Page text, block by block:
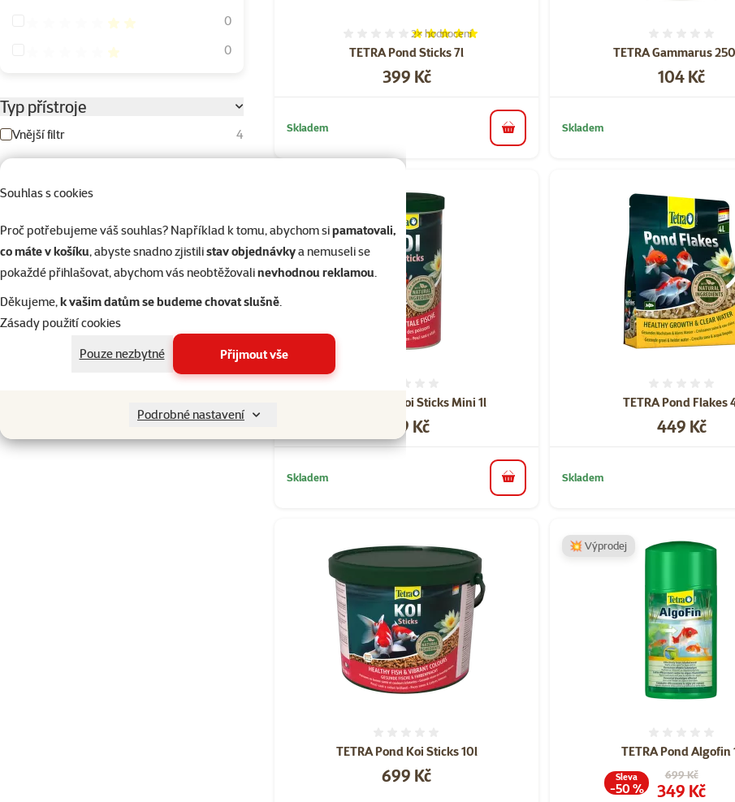
Souhlas s cookies
Proč potřebujeme váš souhlas? Například k tomu, abychom sipamatovali,
co máte v košíku, abyste snadno zjistilistav objednávkya nemuseli se
pokaždé přihlašovat, abychom vás neobtěžovalinevhodnou reklamou.
Děkujeme,k vašim datům se budeme chovat slušně.
Zásady použití cookies
Pouze nezbytné
Přijmout vše
Podrobné nastavení
Hodnocení 40%
0
Hodnocení 20%
0
Typ přístroje
Vnější filtr 4
Pro lepší vybarvení
2
Základní
Produkty v akci
5
TETRA Pond Sticks 7l
Hodnocení 100%, počet hodnocení: 2
2× hodnocení
Cena
399 Kč
Skladem do košíku
TETRA Gammarus
Cena
104 Kč
Skladem
TETRA Pond Koi Sticks Mini 1l
Cena
199 Kč
Skladem do košíku
TETRA Pond Flakes
Cena
449 Kč
Skladem
TETRA Pond Koi Sticks 10l
Cena
699 Kč
TETRA Pond Algofin
Původní cena
699 Kč
Cena
349 Kč
Sleva
-50 %
💥 Výprodej